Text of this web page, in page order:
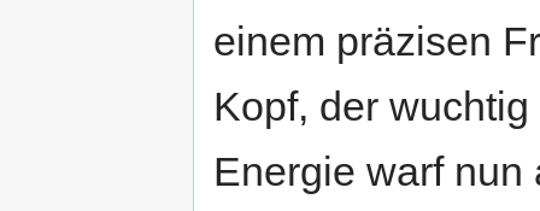
einem präzisen
Kopf, der
Energie warf